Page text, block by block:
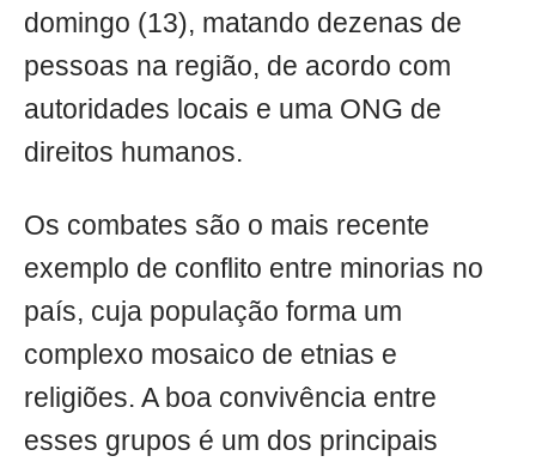
domingo (13), matando dezenas de
pessoas na região, de acordo com
autoridades locais e uma ONG de
direitos humanos.
Os combates são o mais recente
exemplo de conflito entre minorias no
país, cuja população forma um
complexo mosaico de etnias e
religiões. A boa convivência entre
esses grupos é um dos principais